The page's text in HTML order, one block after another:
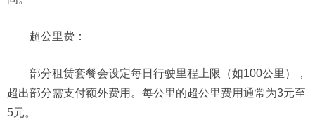
超公里费：
部分租赁套餐会设定每日行驶里程上限（如100公里），
超出部分需支付额外费用。每公里的超公里费用通常为3元至
5元。